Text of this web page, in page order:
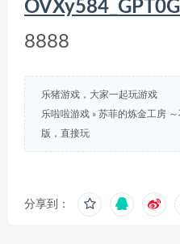
8888
乐猪游戏，大家一起玩游戏
乐啦啦游戏 » 苏菲的炼金工房
版，直接玩
分享到：